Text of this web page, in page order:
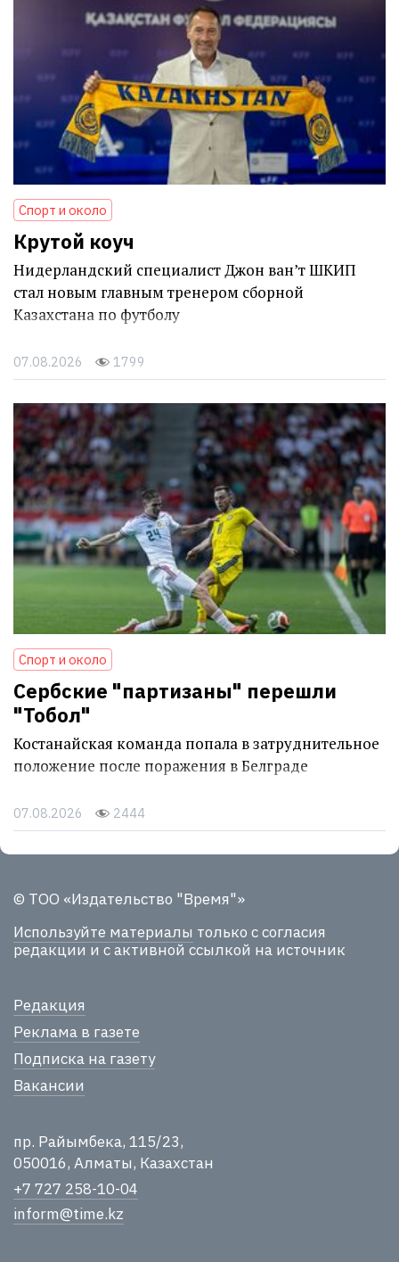
Спорт и около
Крутой коуч
Нидерландский специалист Джон ван’т ШКИП
стал новым главным тренером сборной
Казахстана по футболу
07.08.2026 1799
Спорт и около
Сербские "партизаны" перешли
"Тобол"
Костанайская команда попала в затруднительное
положение после поражения в Белграде
07.08.2026 2444
© ТОО «Издательство "Время"»
Используйте материалы только с согласия
редакции и с активной ссылкой на источник
Редакция
Реклама в газете
Подписка на газету
Вакансии
пр. Райымбека, 115/23,
050016, Алматы, Казахстан
+7 727 258-10-04
inform@time.kz